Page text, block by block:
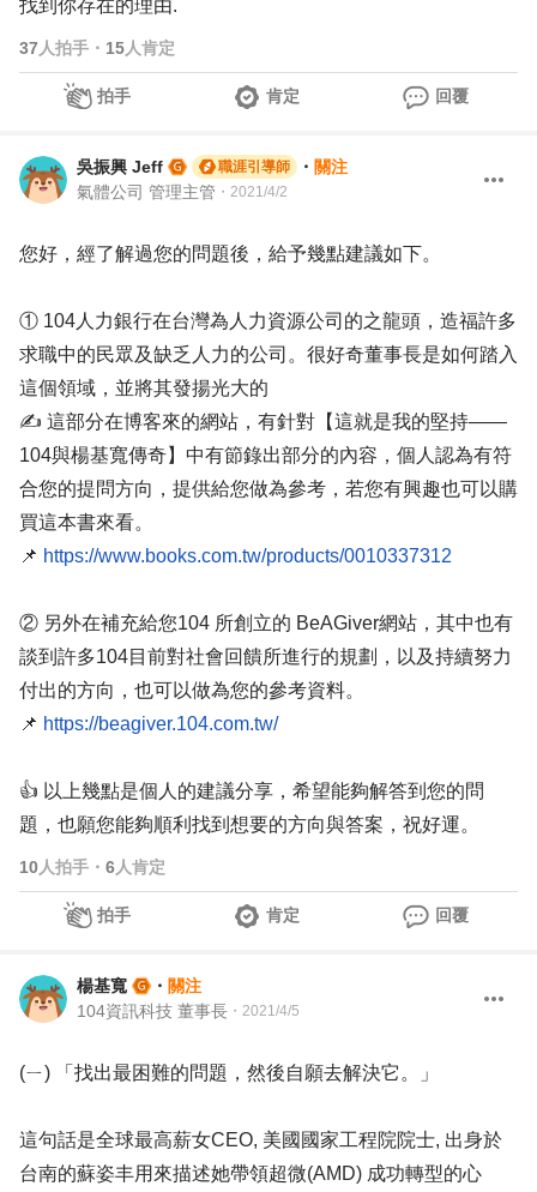
找到你存在的理由.
37 人拍手 ・ 15人肯定
拍手 肯定 回覆
吳振興 Jeff 職涯引導師 ・ 關注
氣體公司 管理主管 ・ 2021/4/2
您好，經了解過您的問題後，給予幾點建議如下。
① 104人力銀行在台灣為人力資源公司的之龍頭，造福許多
求職中的民眾及缺乏人力的公司。很好奇董事長是如何踏入
這個領域，並將其發揚光大的
✍ 這部分在博客來的網站，有針對【這就是我的堅持——
104與楊基寬傳奇】中有節錄出部分的內容，個人認為有符
合您的提問方向，提供給您做為參考，若您有興趣也可以購
買這本書來看。
📌 https://www.books.com.tw/products/0010337312
② 另外在補充給您104 所創立的 BeAGiver網站，其中也有
談到許多104目前對社會回饋所進行的規劃，以及持續努力
付出的方向，也可以做為您的參考資料。
📌 https://beagiver.104.com.tw/
👍 以上幾點是個人的建議分享，希望能夠解答到您的問
題，也願您能夠順利找到想要的方向與答案，祝好運。
10人拍手 ・ 6人肯定
拍手 肯定 回覆
楊基寬 ・ 關注
104資訊科技 董事長 ・ 2021/4/5
(ㄧ) 「找出最困難的問題，然後自願去解決它。」
這句話是全球最高薪女CEO, 美國國家工程院院士, 出身於
台南的蘇姿丰用來描述她帶領超微(AMD) 成功轉型的心